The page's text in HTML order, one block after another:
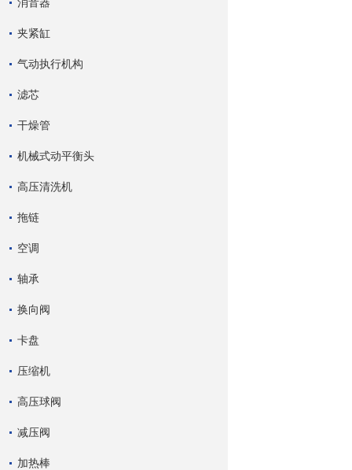
夹紧缸
气动执行机构
滤芯
干燥管
机械式动平衡头
高压清洗机
拖链
空调
轴承
换向阀
卡盘
压缩机
高压球阀
减压阀
加热棒